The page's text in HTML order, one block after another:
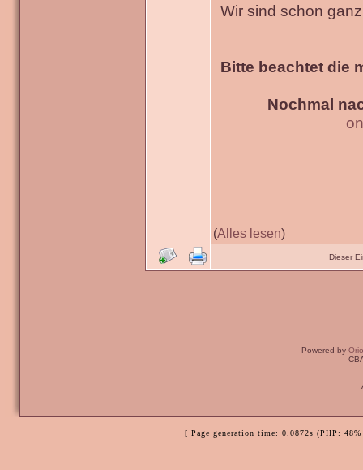
Wir sind schon
Bitte beachtet die
Nochmal
(Alles lesen)
Dieser
Powered by
[ Page generation time: 0.0872s (PHP: